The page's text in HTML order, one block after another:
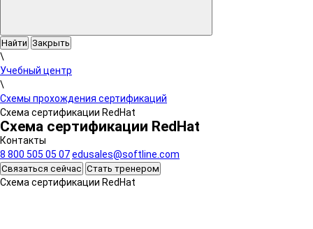
Найти Закрыть
\
Учебный центр
\
Схемы прохождения сертификаций
Схема сертификации RedHat
Схема сертификации RedHat
Контакты
8 800 505 05 07edusales@softline.com
Связаться сейчас Стать тренером
Схема сертификации RedHat